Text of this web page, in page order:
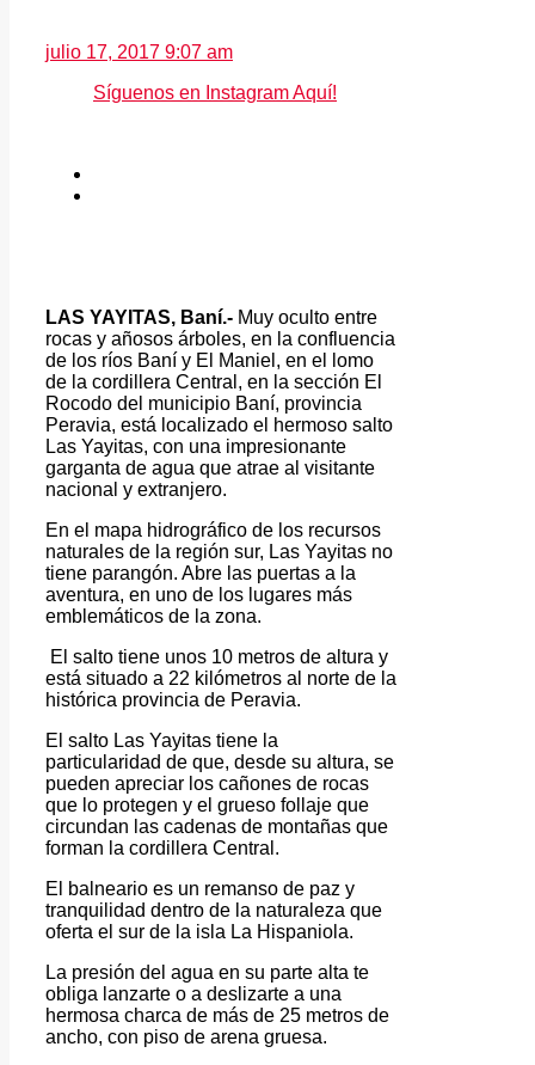
julio 17, 2017 9:07 am
Síguenos en Instagram Aquí!
LAS YAYITAS, Baní.- Muy oculto entre
rocas y añosos árboles, en la confluencia
de los ríos Baní y El Maniel, en el lomo
de la cordillera Central, en la sección El
Rocodo del municipio Baní, provincia
Peravia, está localizado el hermoso salto
Las Yayitas, con una impresionante
garganta de agua que atrae al visitante
nacional y extranjero.
En el mapa hidrográfico de los recursos
naturales de la región sur, Las Yayitas no
tiene parangón. Abre las puertas a la
aventura, en uno de los lugares más
emblemáticos de la zona.
El salto tiene unos 10 metros de altura y
está situado a 22 kilómetros al norte de la
histórica provincia de Peravia.
El salto Las Yayitas tiene la
particularidad de que, desde su altura, se
pueden apreciar los cañones de rocas
que lo protegen y el grueso follaje que
circundan las cadenas de montañas que
forman la cordillera Central.
El balneario es un remanso de paz y
tranquilidad dentro de la naturaleza que
oferta el sur de la isla La Hispaniola.
La presión del agua en su parte alta te
obliga lanzarte o a deslizarte a una
hermosa charca de más de 25 metros de
ancho, con piso de arena gruesa.